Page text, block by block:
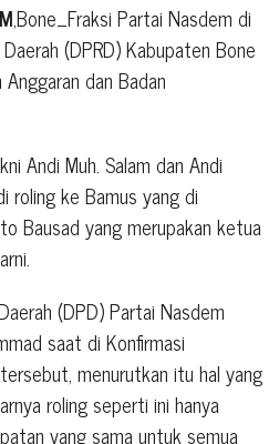
,Bone_Fraksi Partai Nasdem di
(DPRD) Kabupaten Bone
dan Badan
Andi Muh. Salam dan Andi
roling ke Bamus yang di
Bausad yang merupakan ketua
(DPD) Partai Nasdem
saat di Konfirmasi
menurutkan itu hal yang
roling seperti ini hanya
yang sama untuk semua